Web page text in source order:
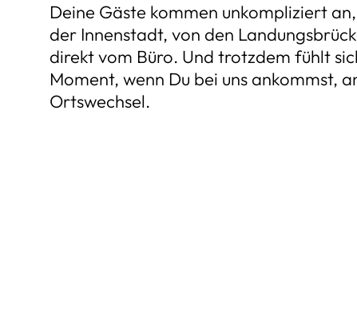
Deine Gäste kommen unkompliziert
der Innenstadt, von den
direkt vom Büro. Und trotzdem fühlt
Moment, wenn Du bei uns ankommst,
Ortswechsel.